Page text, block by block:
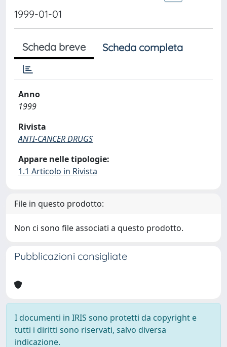
1999-01-01
Scheda breve Scheda completa
Anno
1999
Rivista
ANTI-CANCER DRUGS
Appare nelle tipologie:
1.1 Articolo in Rivista
File in questo prodotto:
Non ci sono file associati a questo prodotto.
Pubblicazioni consigliate
I documenti in IRIS sono protetti da copyright e
tutti i diritti sono riservati, salvo diversa
indicazione.